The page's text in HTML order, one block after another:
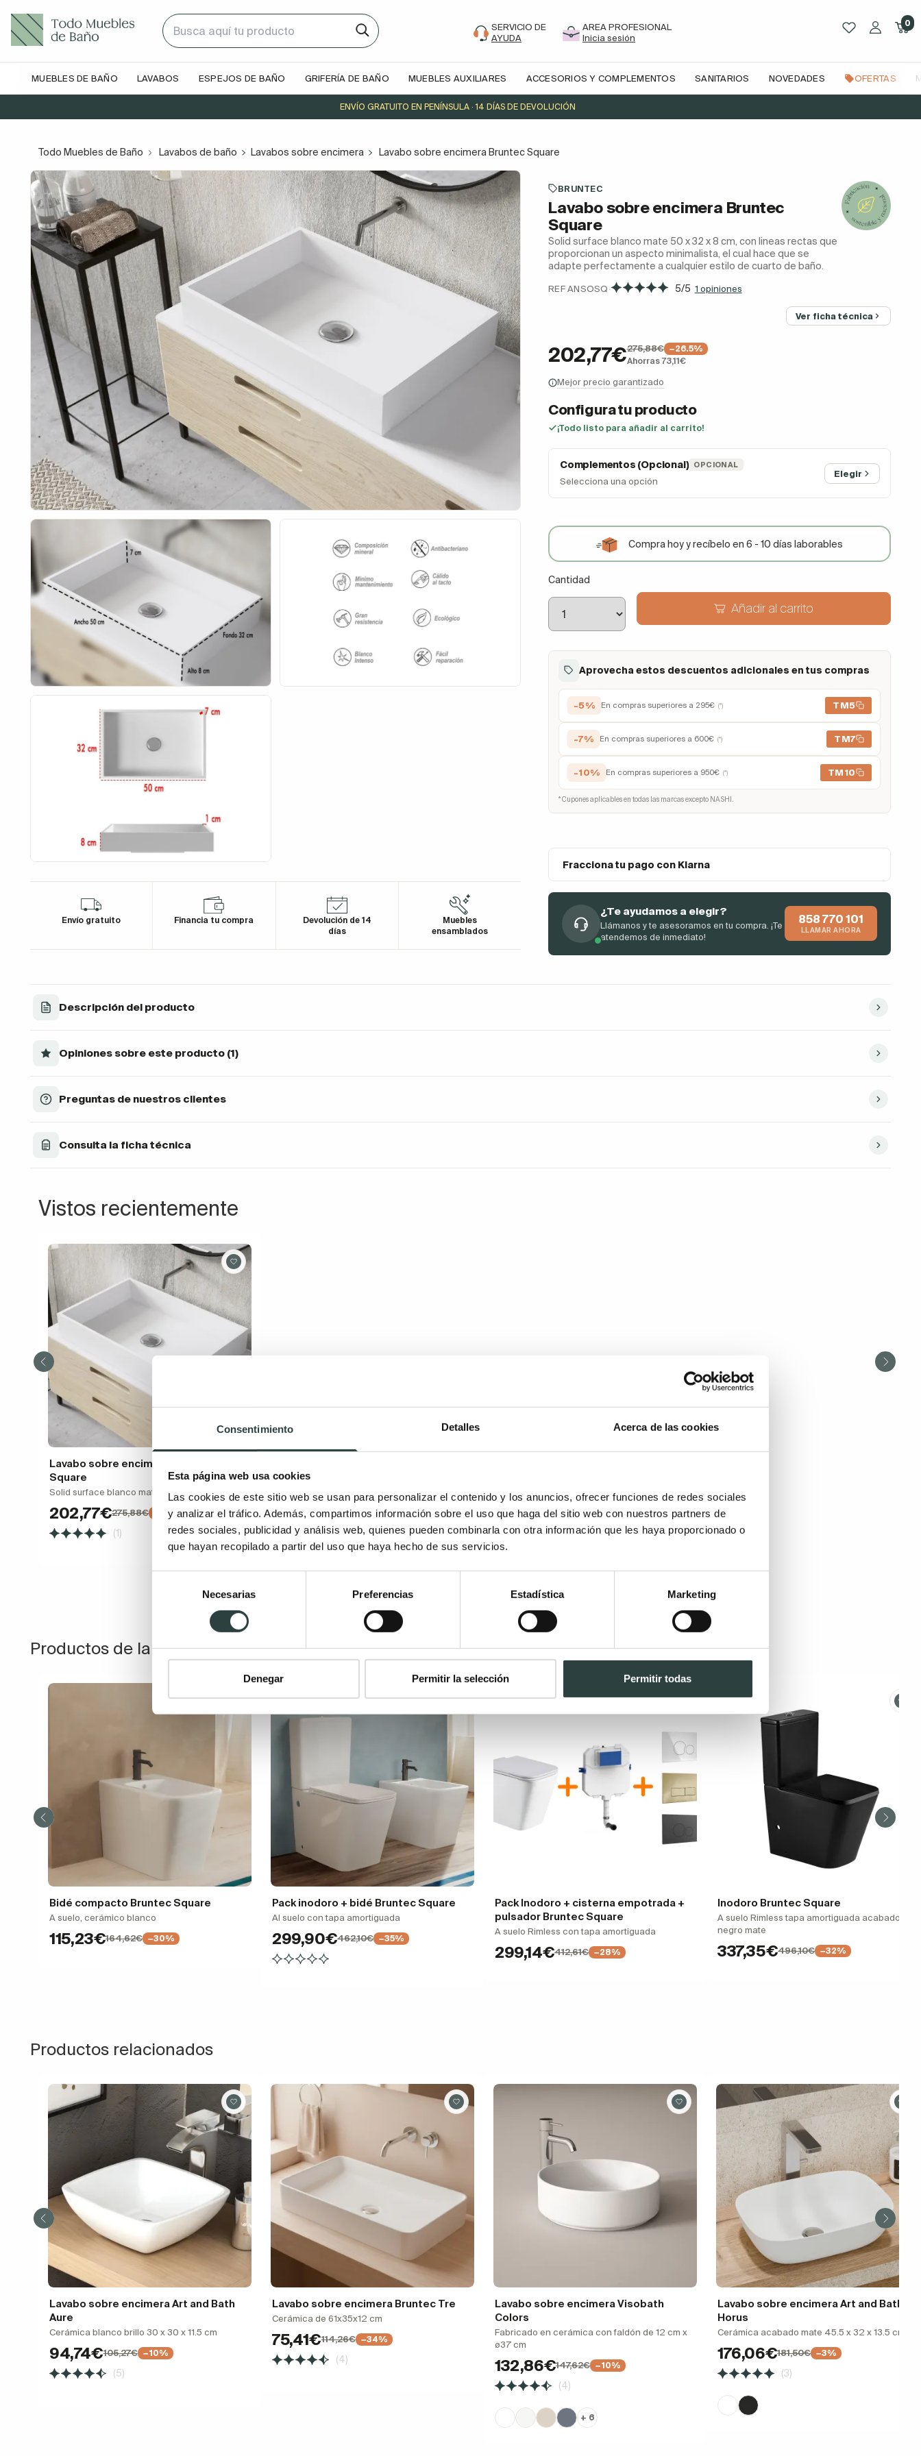
Consentimiento Detalles Acerca de las cookies
Esta página web usa cookies
Las cookies de este sitio web se usan para personalizar el contenido y los anuncios, ofrecer funciones de redes sociales
y analizar el tráfico. Además, compartimos información sobre el uso que haga del sitio web con nuestros partners de
redes sociales, publicidad y análisis web, quienes pueden combinarla con otra información que les haya proporcionado o
que hayan recopilado a partir del uso que haya hecho de sus servicios.
consentimiento
Necesarias Preferencias Estadística Marketing
Denegar Permitir la selección Permitir todas
SERVICIO DE
AYUDA
AREA PROFESIONAL
Inicia sesión
0
MUEBLES DE BAÑO LAVABOS ESPEJOS DE BAÑO GRIFERÍA DE BAÑO MUEBLES AUXILIARES ACCESORIOS Y COMPLEMENTOS SANITARIOS NOVEDADES OFERTAS
ENVÍO GRATUITO EN PENÍNSULA · 14 DÍAS DE DEVOLUCIÓN
Todo Muebles de Baño Lavabos de baño Lavabos sobre encimera Lavabo sobre encimera Bruntec Square
Envío gratuito Financia tu compra
Devolución de 14
días
Muebles
ensamblados
BRUNTEC
Lavabo sobre encimera Bruntec
Square
Solid surface blanco mate 50 x 32 x 8 cm, con lineas rectas que
proporcionan un aspecto minimalista, el cual hace que se
adapte perfectamente a cualquier estilo de cuarto de baño.
REF ANSOSQ · 5/5 1 opiniones
Ver ficha técnica
202,77€275,88€
−26.5%
Ahorras 73,11€
Mejor precio garantizado
Configura tu producto
¡Todo listo para añadir al carrito!
Complementos (Opcional) OPCIONAL
Selecciona una opción
Elegir
Compra hoy y recíbelo en 6 - 10 días laborables
Cantidad
Añadir al carrito
Aprovecha estos descuentos adicionales en tus compras
-5% En compras superiores a 295€ (*) TM5
-7% En compras superiores a 600€ (*) TM7
-10% En compras superiores a 950€ (*) TM10
* Cupones aplicables en todas las marcas excepto NASHI.
Fracciona tu pago con Klarna
¿Te ayudamos a elegir?
Llámanos y te asesoramos en tu compra. ¡Te
atendemos de inmediato!
858 770 101
LLAMAR AHORA
Descripción del producto
Opiniones sobre este producto (1)
Preguntas de nuestros clientes
Consulta la ficha técnica
Vistos recientemente
Lavabo sobre encimera Bruntec
Square
Solid surface blanco mate 50 x 32 x 8 cm
202,77€275,88€ −27%
(1)
Productos de la misma colección
Bidé compacto Bruntec Square
A suelo, cerámico blanco
115,23€164,62€ −30%
Pack inodoro + bidé Bruntec Square
Al suelo con tapa amortiguada
299,90€462,10€ −35%
Pack Inodoro + cisterna empotrada +
pulsador Bruntec Square
A suelo Rimless con tapa amortiguada
299,14€412,61€ −28%
Inodoro Bruntec Square
A suelo Rimless tapa amortiguada acabado
negro mate
337,35€496,10€ −32%
Productos relacionados
Lavabo sobre encimera Art and Bath
Aure
Cerámica blanco brillo 30 x 30 x 11.5 cm
94,74€105,27€ −10%
(5)
Lavabo sobre encimera Bruntec Tre
Cerámica de 61x35x12 cm
75,41€114,26€ −34%
(4)
Lavabo sobre encimera Visobath
Colors
Fabricado en cerámica con faldón de 12 cm x
ø37 cm
132,86€147,62€ −10%
(4)
+ 6
Lavabo sobre encimera Art and Bath
Horus
Cerámica acabado mate 45.5 x 32 x 13.5 cm
176,06€181,50€ −3%
(3)